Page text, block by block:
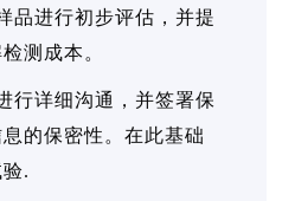
品进行初步评估，并提
测成本。
行详细沟通，并签署保
的保密性。在此基础
.